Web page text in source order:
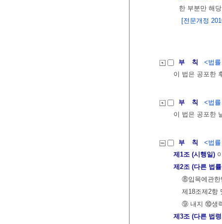
한 부분만 해
[전문개정
부 칙
<법
이 법은 공포한
부 칙
<법
이 법은 공포한
부 칙
<법
제1조 (시행일)
제2조 (다른 법
⑧입목에관한
제18조제2항
⑨ 내지 ⑩생
제3조 (다른 법